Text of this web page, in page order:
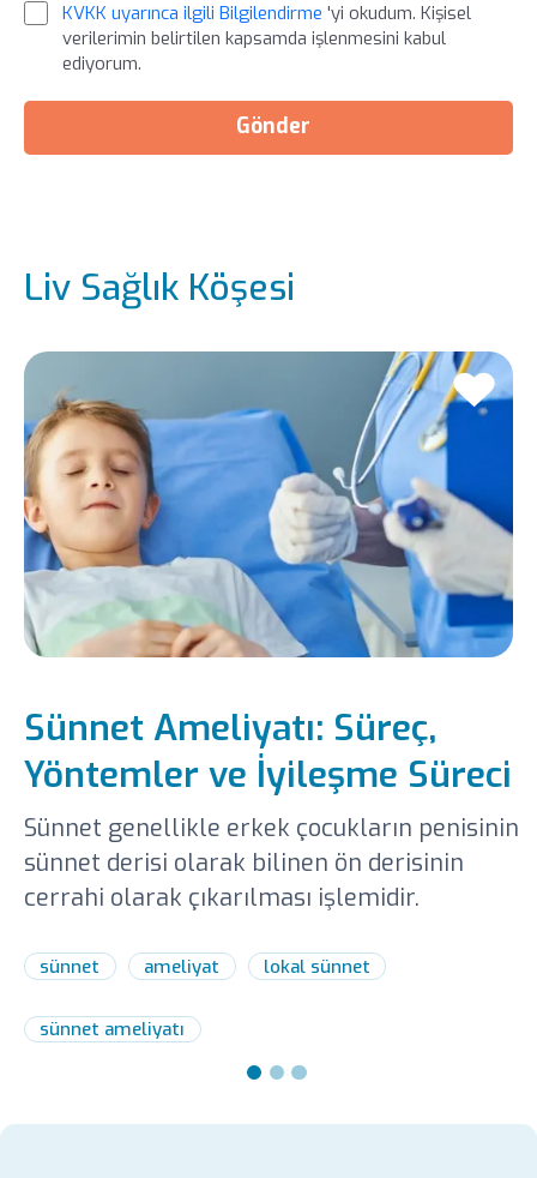
KVKK uyarınca ilgili Bilgilendirme 'yi okudum. Kişisel
verilerimin belirtilen kapsamda işlenmesini kabul
ediyorum.
Gönder
Liv Sağlık Köşesi
Sünnet Ameliyatı: Süreç,
Yöntemler ve İyileşme Süreci
Sünnet genellikle erkek çocukların penisinin
sünnet derisi olarak bilinen ön derisinin
cerrahi olarak çıkarılması işlemidir.
sünnet ameliyat lokal sünnet
sünnet ameliyatı